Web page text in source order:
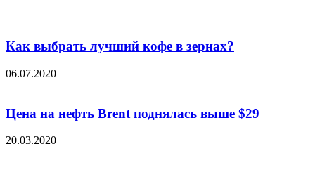
Как выбрать лучший кофе в зернах?
06.07.2020
Цена на нефть Brent поднялась выше $29
20.03.2020